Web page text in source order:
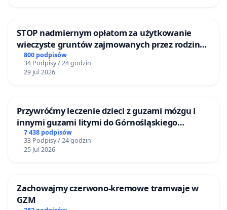
STOP nadmiernym opłatom za użytkowanie
wieczyste gruntów zajmowanych przez rodzinne
ogrody działkowe.
800 podpisów
34 Podpisy / 24 godzin
29 Jul 2026
Przywróćmy leczenie dzieci z guzami mózgu i
innymi guzami litymi do Górnośląskiego
Centrum Zdrowia Dziecka w Katowicach
7 438 podpisów
33 Podpisy / 24 godzin
25 Jul 2026
Zachowajmy czerwono-kremowe tramwaje w
GZM